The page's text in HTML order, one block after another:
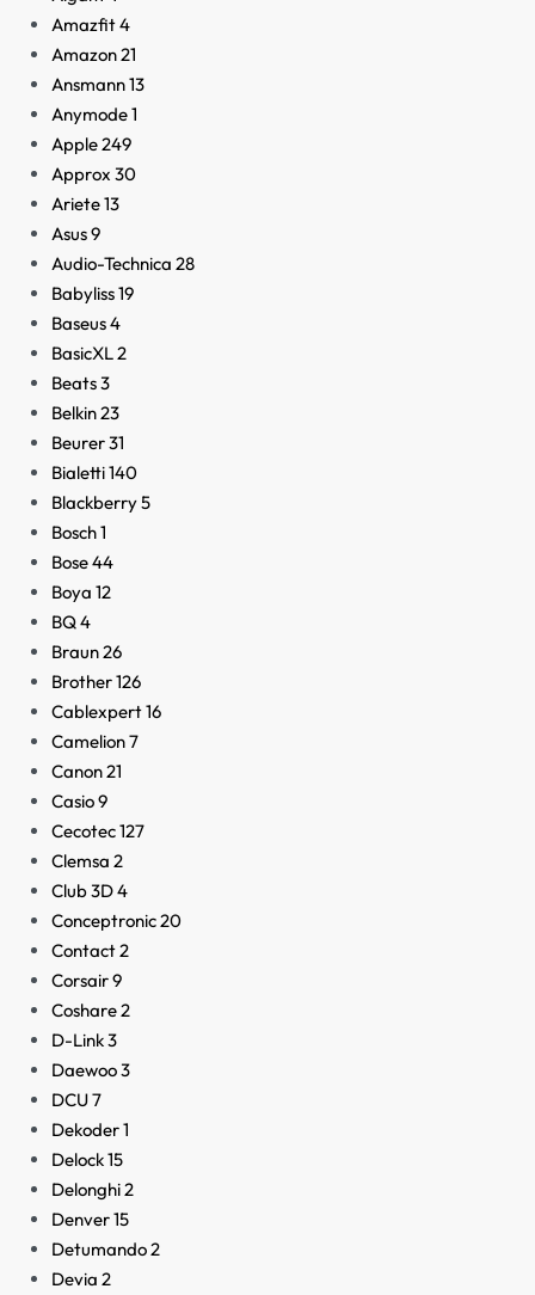
Amazfit4
Amazon21
Ansmann13
Anymode1
Apple249
Approx 30
Ariete13
Asus9
Audio-Technica 28
Babyliss19
Baseus4
BasicXL2
Beats3
Belkin23
Beurer31
Bialetti140
Blackberry5
Bosch1
Bose44
Boya 12
BQ4
Braun26
Brother126
Cablexpert16
Camelion7
Canon21
Casio9
Cecotec127
Clemsa 2
Club 3D4
Conceptronic20
Contact2
Corsair9
Coshare2
D-Link3
Daewoo3
DCU7
Dekoder1
Delock15
Delonghi2
Denver15
Detumando2
Devia 2